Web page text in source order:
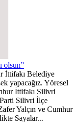
olsun”
İttifakı Belediye
yapacağız. Yöresel
İttifakı Silivri
Silivri İlçe
Yalçın ve Cumhur
Sayalar...